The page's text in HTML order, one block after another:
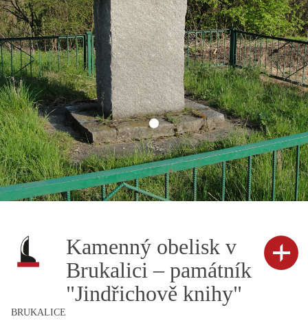
Kamenný obelisk v
Brukalici – památník
"Jindřichově knihy"
BRUKALICE